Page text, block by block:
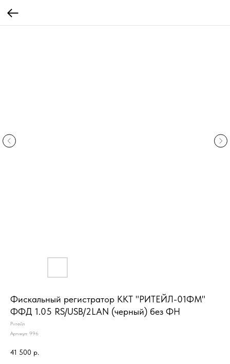
Фискальный регистратор ККТ "РИТЕЙЛ-01ФМ"
ФФД 1.05 RS/USB/2LAN (черный) без ФН
Ритейл
Артикул: 996
41 500 р.